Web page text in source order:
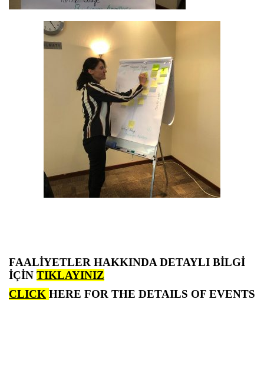
FAALİYETLER HAKKINDA DETAYLI BİLGİ
İÇİN TIKLAYINIZ
CLICK HERE FOR THE DETAILS OF EVENTS